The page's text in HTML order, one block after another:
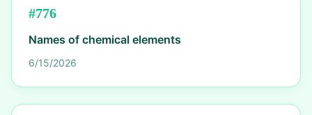
#776
Names of chemical elements
6/15/2026